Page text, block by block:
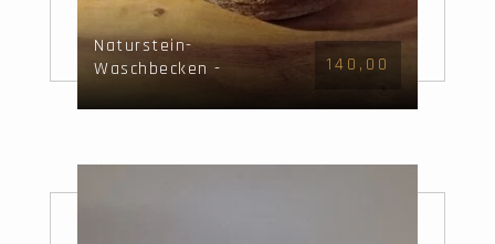
Naturstein-
Waschbecken -
43x32x15cm - FL22106
140,00